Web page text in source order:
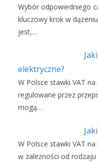
Wybór odpowiedniego
kluczowy krok w
jest,…
elektryczne?
W Polsce stawki VAT
regulowane przez
mogą…
W Polsce stawki VAT
w zależności od